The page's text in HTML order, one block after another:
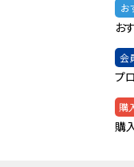
お
お
会
プ
購
購